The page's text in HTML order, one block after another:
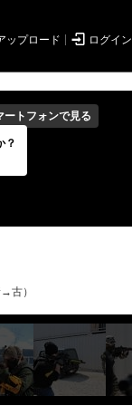
ップロード  ログイン
ートフォンで見る
古）
？